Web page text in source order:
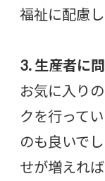
福祉に配慮
3. 生産者に
お気に入り
クを行って
のも良いで
せが増えれ